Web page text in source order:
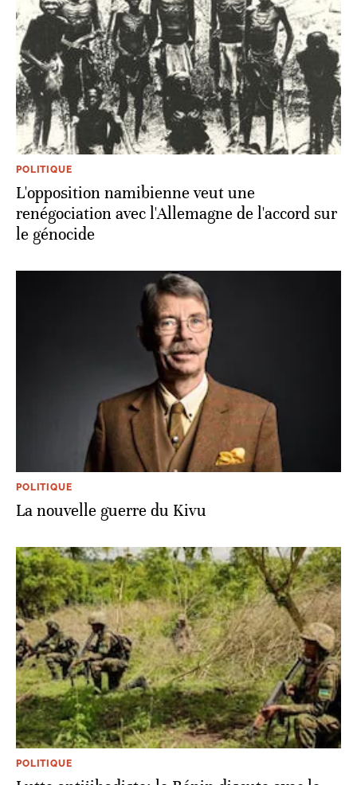
POLITIQUE
L'opposition namibienne veut une
renégociation avec l'Allemagne de l'accord sur
le génocide
POLITIQUE
La nouvelle guerre du Kivu
POLITIQUE